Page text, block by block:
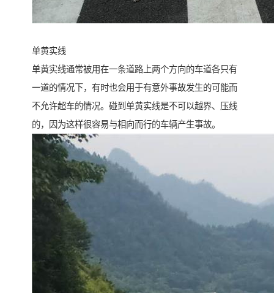
单黄实线
单黄实线通常被用在一条道路上两个方向的车道各只有
一道的情况下，有时也会用于有意外事故发生的可能而
不允许超车的情况。碰到单黄实线是不可以越界、压线
的，因为这样很容易与相向而行的车辆产生事故。